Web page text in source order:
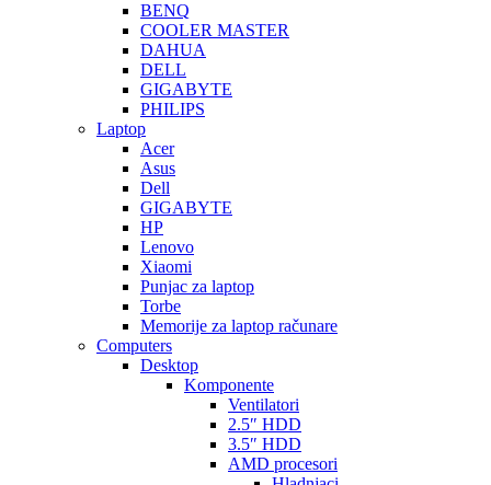
BENQ
COOLER MASTER
DAHUA
DELL
GIGABYTE
PHILIPS
Laptop
Acer
Asus
Dell
GIGABYTE
HP
Lenovo
Xiaomi
Punjac za laptop
Torbe
Memorije za laptop računare
Computers
Desktop
Komponente
Ventilatori
2.5″ HDD
3.5″ HDD
AMD procesori